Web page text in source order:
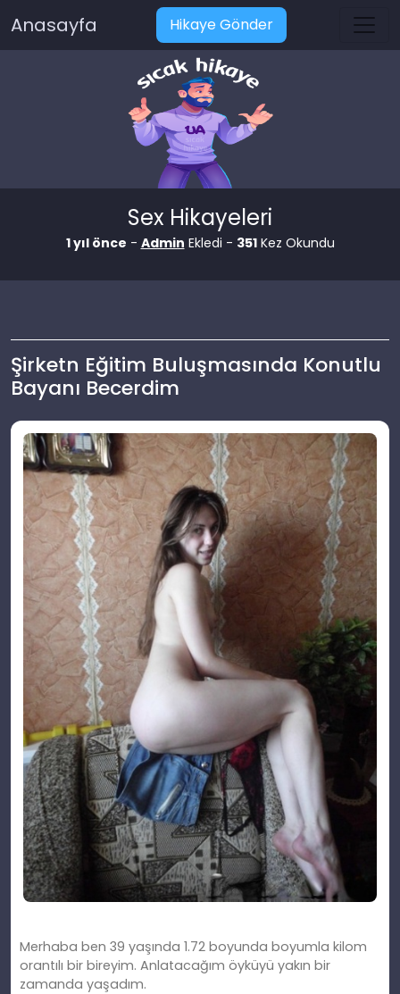
Anasayfa Hikaye Gönder
Sex Hikayeleri
1 yıl önce - Admin Ekledi - 351Kez Okundu
Şirketn Eğitim Buluşmasında Konutlu
Bayanı Becerdim
Merhaba ben 39 yaşında 1.72 boyunda boyumla kilom
orantılı bir bireyim. Anlatacağım öyküyü yakın bir
zamanda yaşadım.